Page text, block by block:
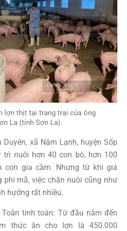
lợn thịt tại trang trại của ông
La (tỉnh Sơn La).
Duyên, xã Nậm Lạnh, huyện Sốp
trì nuôi hơn 40 con bò, hơn 100
con gia cầm. Nhưng từ khi giá
phi mã, việc chăn nuôi cũng như
hưởng rất nhiều.
tính toán: Từ đầu năm đến
thức ăn cho lợn là 450.000